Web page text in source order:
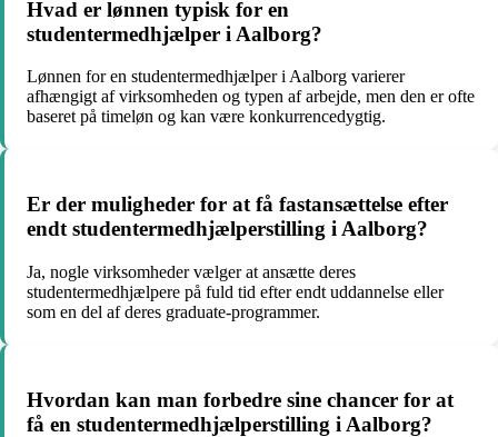
Hvad er lønnen typisk for en
studentermedhjælper i Aalborg?
Lønnen for en studentermedhjælper i Aalborg varierer
afhængigt af virksomheden og typen af arbejde, men den er ofte
baseret på timeløn og kan være konkurrencedygtig.
Er der muligheder for at få fastansættelse efter
endt studentermedhjælperstilling i Aalborg?
Ja, nogle virksomheder vælger at ansætte deres
studentermedhjælpere på fuld tid efter endt uddannelse eller
som en del af deres graduate-programmer.
Hvordan kan man forbedre sine chancer for at
få en studentermedhjælperstilling i Aalborg?